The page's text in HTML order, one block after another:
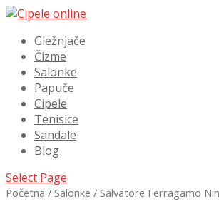
Gležnjače
Čizme
Salonke
Papuče
Cipele
Tenisice
Sandale
Blog
Select Page
Početna / Salonke / Salvatore Ferragamo